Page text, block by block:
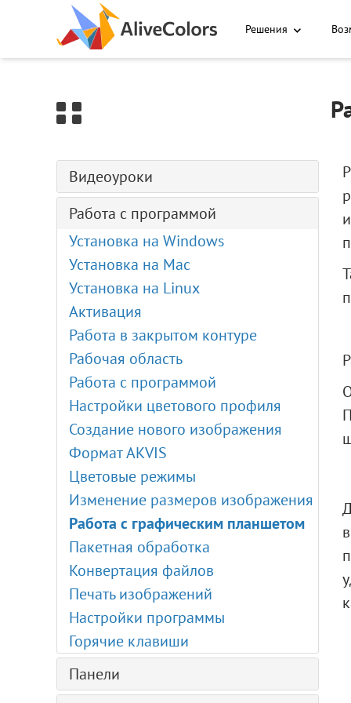
Решения
Видеоуроки
Генерация изображений (ИИ)
Раскрашивание (ИИ)
Текст по контуру
Эффект Цифровые помехи
Портрет в стиле комикс
Создание своих кистей
Загрузка кистей ABR
Редактор таблиц поиска
Корректирующие слои II
Корректирующие слои
Кадрирование изображений
Пакетная обработка
Регулировки цвета и яркости
Комбинирование: Встраивание
Портрет акварелью из фотографии
Акварельный постер
Рисунок в стиле комикс
Создание спецэффектов
Шедевр в пастельной технике
Художественные плагины
Эффект масляной живописи
Цифровой рисунок
Работа с программой
Установка на Windows
Установка на Mac
Установка на Linux
Активация
Работа в закрытом контуре
Рабочая область
Работа с программой
Настройки цветового профиля
Создание нового изображения
Формат AKVIS
Цветовые режимы
Изменение размеров изображения
Работа с графическим планшетом
Пакетная обработка
Конвертация файлов
Печать изображений
Настройки программы
Горячие клавиши
Панели